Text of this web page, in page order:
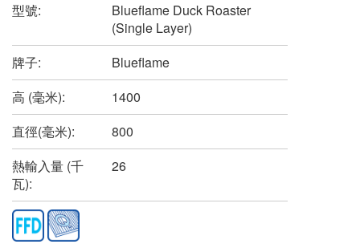
型號:
Blueflame Duck Roaster
(Single Layer)
牌子:
Blueflame
高 (毫米):
1400
直徑(毫米):
800
熱輸入量 (千
瓦):
26